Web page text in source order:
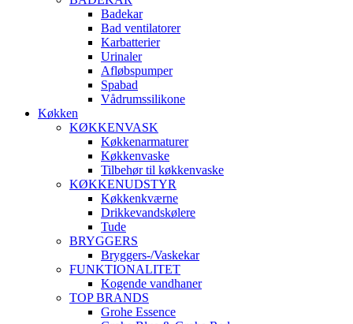
Badekar
Bad ventilatorer
Karbatterier
Urinaler
Afløbspumper
Spabad
Vådrumssilikone
Køkken
KØKKENVASK
Køkkenarmaturer
Køkkenvaske
Tilbehør til køkkenvaske
KØKKENUDSTYR
Køkkenkværne
Drikkevandskølere
Tude
BRYGGERS
Bryggers-/Vaskekar
FUNKTIONALITET
Kogende vandhaner
TOP BRANDS
Grohe Essence